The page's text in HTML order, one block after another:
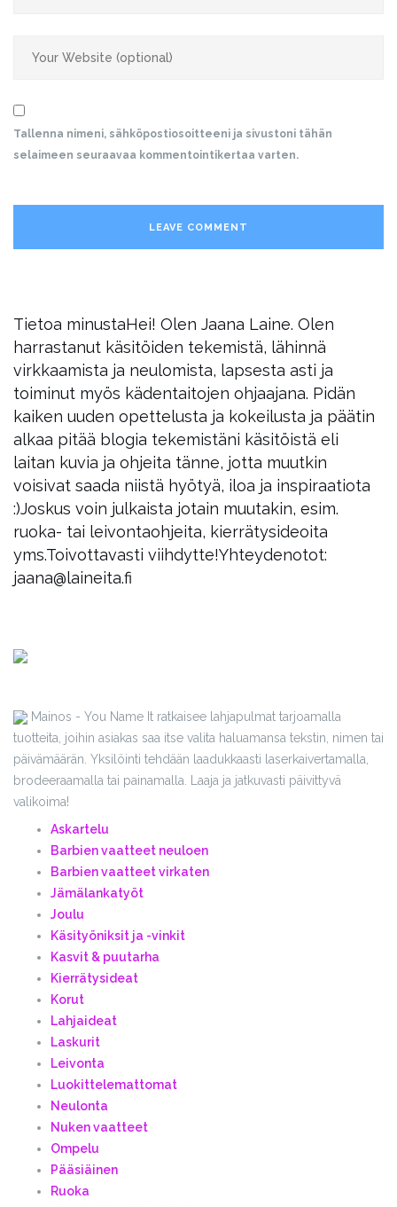
Tallenna nimeni, sähköpostiosoitteeni ja sivustoni tähän
selaimeen seuraavaa kommentointikertaa varten.
Tietoa minustaHei! Olen Jaana Laine. Olen
harrastanut käsitöiden tekemistä, lähinnä
virkkaamista ja neulomista, lapsesta asti ja
toiminut myös kädentaitojen ohjaajana. Pidän
kaiken uuden opettelusta ja kokeilusta ja päätin
alkaa pitää blogia tekemistäni käsitöistä eli
laitan kuvia ja ohjeita tänne, jotta muutkin
voisivat saada niistä hyötyä, iloa ja inspiraatiota
:)Joskus voin julkaista jotain muutakin, esim.
ruoka- tai leivontaohjeita, kierrätysideoita
yms.Toivottavasti viihdytte!Yhteydenotot:
jaana@laineita.fi
Mainos - You Name It ratkaisee lahjapulmat tarjoamalla
tuotteita, joihin asiakas saa itse valita haluamansa tekstin, nimen tai
päivämäärän. Yksilöinti tehdään laadukkaasti laserkaivertamalla,
brodeeraamalla tai painamalla. Laaja ja jatkuvasti päivittyvä
valikoima!
Askartelu
Barbien vaatteet neuloen
Barbien vaatteet virkaten
Jämälankatyöt
Joulu
Käsityöniksit ja -vinkit
Kasvit & puutarha
Kierrätysideat
Korut
Lahjaideat
Laskurit
Leivonta
Luokittelemattomat
Neulonta
Nuken vaatteet
Ompelu
Pääsiäinen
Ruoka